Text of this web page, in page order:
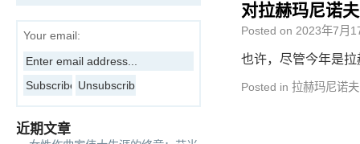
对拉赫玛尼诺
Posted on 2023年7月
也许，尽管今年是
Posted in 拉赫玛尼诺夫
Your email:
近期文章